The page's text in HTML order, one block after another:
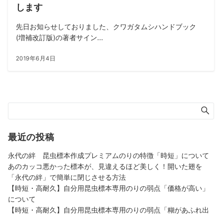
します
先日お知らせしておりました、クワガタムシハンドブック
(増補改訂版)の著者サイン...
2019年6月4日
最近の投稿
永代の絆 昆虫標本作成プレミアムのりの特徴「時短」について
あのカッコ悪かった標本が、見違えるほど美しく！開いた翅を
「永代の絆」で簡単に閉じさせる方法
【時短・高耐久】自分用昆虫標本専用のりの弱点「価格が高い」
について
【時短・高耐久】自分用昆虫標本専用のりの弱点「糊があふれ出